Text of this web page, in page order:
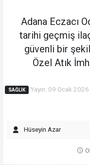
Adana Eczacı
tarihi geçmiş
güvenli bir
Özel Atık
SAĞLIK Yayın: 09 Ocak
Hüseyin Azar